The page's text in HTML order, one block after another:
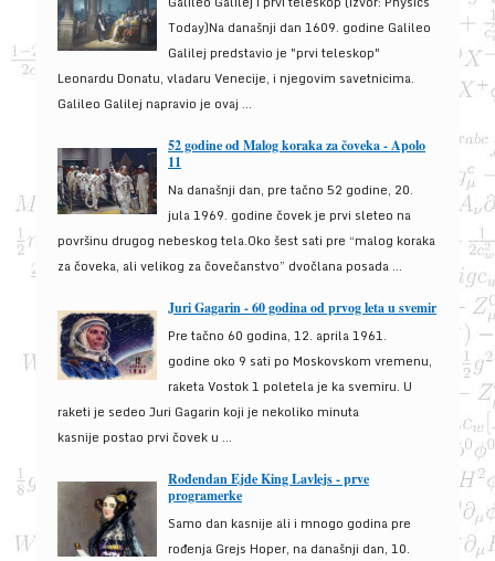
Today)Na današnji dan 1609. godine Galileo
Galilej predstavio je "prvi teleskop"
Leonardu Donatu, vladaru Venecije, i njegovim savetnicima.
Galileo Galilej napravio je ovaj ...
52 godine od Malog koraka za čoveka - Apolo
11
Na današnji dan, pre tačno 52 godine, 20.
jula 1969. godine čovek je prvi sleteo na
površinu drugog nebeskog tela.Oko šest sati pre “malog koraka
za čoveka, ali velikog za čovečanstvo” dvočlana posada ...
Juri Gagarin - 60 godina od prvog leta u svemir
Pre tačno 60 godina, 12. aprila 1961.
godine oko 9 sati po Moskovskom vremenu,
raketa Vostok 1 poletela je ka svemiru. U
raketi je sedeo Juri Gagarin koji je nekoliko minuta
kasnije postao prvi čovek u ...
Rođendan Ejde King Lavlejs - prve
programerke
Samo dan kasnije ali i mnogo godina pre
rođenja Grejs Hoper, na današnji dan, 10.